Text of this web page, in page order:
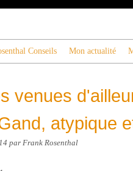
Conseils Mon actualité
venues
atypique
par Frank Rosenthal